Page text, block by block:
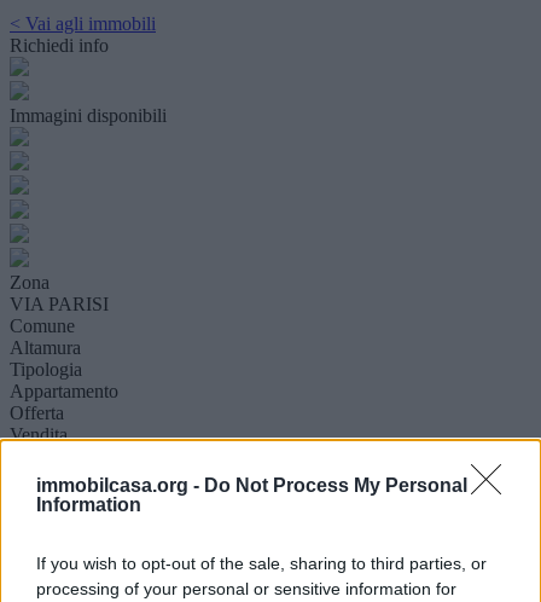
immobilcasa.org - Do Not Process My Personal
Information
If you wish to opt-out of the sale, sharing to third parties, or
processing of your personal or sensitive information for
< Vai agli immobili
Richiedi info
Immagini disponibili
Zona
VIA PARISI
Comune
Altamura
Tipologia
Appartamento
Offerta
Vendita
149.000 €
Superficie
Cinque locali